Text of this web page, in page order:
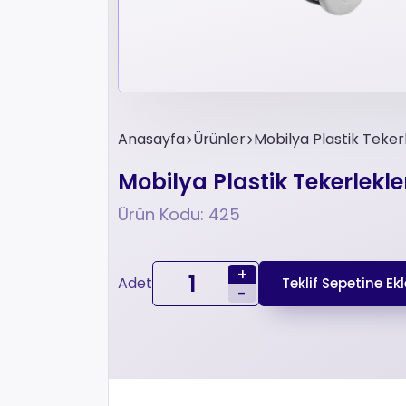
Anasayfa Ürünler Mobilya Plastik
Mobilya Plastik
Ürün Kodu: 425
Adet
+
-
Teklif Sepetine